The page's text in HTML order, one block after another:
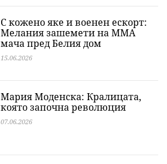
С кожено яке и военен ескорт:
Мелания зашемети на MMA
мача пред Белия дом
15.06.2026
Мария Моденска: Кралицата,
която започна революция
07.06.2026